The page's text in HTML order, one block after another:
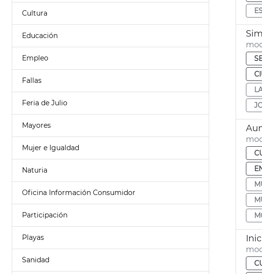
Cultura
Educación
Empleo
Fallas
Feria de Julio
Mayores
Mujer e Igualdad
Naturia
Oficina Información Consumidor
Participación
Playas
Sanidad